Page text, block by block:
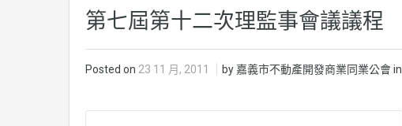
第七屆第十二次理監事會議議程
Posted on 23 11 月, 2011 by 嘉義市不動產開發商業同業公會 in